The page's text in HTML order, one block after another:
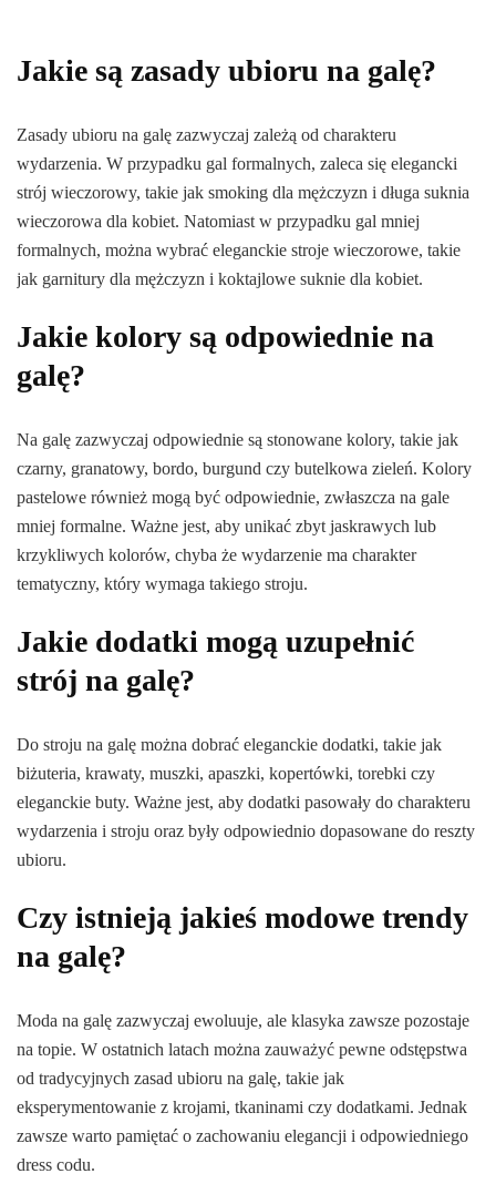
Jakie są zasady ubioru na galę?
Zasady ubioru na galę zazwyczaj zależą od charakteru
wydarzenia. W przypadku gal formalnych, zaleca się elegancki
strój wieczorowy, takie jak smoking dla mężczyzn i długa suknia
wieczorowa dla kobiet. Natomiast w przypadku gal mniej
formalnych, można wybrać eleganckie stroje wieczorowe, takie
jak garnitury dla mężczyzn i koktajlowe suknie dla kobiet.
Jakie kolory są odpowiednie na
galę?
Na galę zazwyczaj odpowiednie są stonowane kolory, takie jak
czarny, granatowy, bordo, burgund czy butelkowa zieleń. Kolory
pastelowe również mogą być odpowiednie, zwłaszcza na gale
mniej formalne. Ważne jest, aby unikać zbyt jaskrawych lub
krzykliwych kolorów, chyba że wydarzenie ma charakter
tematyczny, który wymaga takiego stroju.
Jakie dodatki mogą uzupełnić
strój na galę?
Do stroju na galę można dobrać eleganckie dodatki, takie jak
biżuteria, krawaty, muszki, apaszki, kopertówki, torebki czy
eleganckie buty. Ważne jest, aby dodatki pasowały do charakteru
wydarzenia i stroju oraz były odpowiednio dopasowane do reszty
ubioru.
Czy istnieją jakieś modowe trendy
na galę?
Moda na galę zazwyczaj ewoluuje, ale klasyka zawsze pozostaje
na topie. W ostatnich latach można zauważyć pewne odstępstwa
od tradycyjnych zasad ubioru na galę, takie jak
eksperymentowanie z krojami, tkaninami czy dodatkami. Jednak
zawsze warto pamiętać o zachowaniu elegancji i odpowiedniego
dress codu.